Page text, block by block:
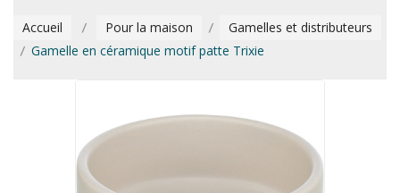
Accueil Pour la maison
Gamelles et distributeurs
Gamelle en céramique motif patte Trixie